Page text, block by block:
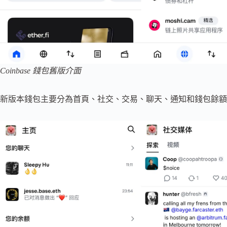
Coinbase 錢包舊版介面
新版本錢包主要分為首頁、社交、交易、聊天、通知和錢包餘